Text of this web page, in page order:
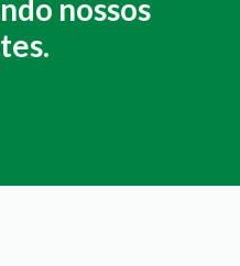
nossos